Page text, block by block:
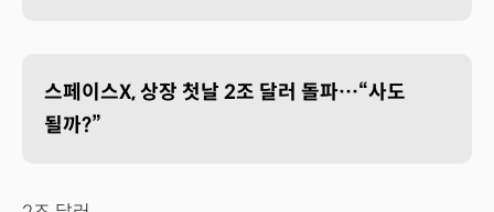
스페이스X, 상장 첫날 2조 달러 돌파…“사도
될까?”